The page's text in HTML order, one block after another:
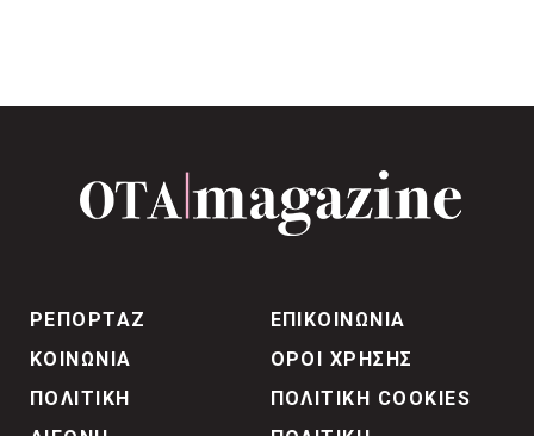
ΡΕΠΟΡΤΑΖ
ΚΟΙΝΩΝΙΑ
ΠΟΛΙΤΙΚΗ
ΕΠΙΚΟΙΝΩΝΙΑ
ΟΡΟΙ ΧΡΗΣΗΣ
ΠΟΛΙΤΙΚΗ COOKIES